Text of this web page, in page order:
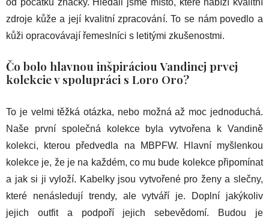
od počátku značky. Hledali jsme místo, které nabízí kvalitní
zdroje kůže a její kvalitní zpracování. To se nám povedlo a
kůži opracovávají řemeslníci s letitými zkušenostmi.
Čo bolo hlavnou inšpiráciou Vandinej prvej
kolekcie v spolupráci s Loro Oro?
To je velmi těžká otázka, nebo možná až moc jednoduchá.
Naše první společná kolekce byla vytvořena k Vandině
kolekci, kterou předvedla na MBPFW. Hlavní myšlenkou
kolekce je, že je na každém, co mu bude kolekce připomínat
a jak si ji vyloží. Kabelky jsou vytvořené pro ženy a slečny,
které nenásledují trendy, ale vytváří je. Doplní jakýkoliv
jejich outfit a podpoří jejich sebevědomí. Budou je